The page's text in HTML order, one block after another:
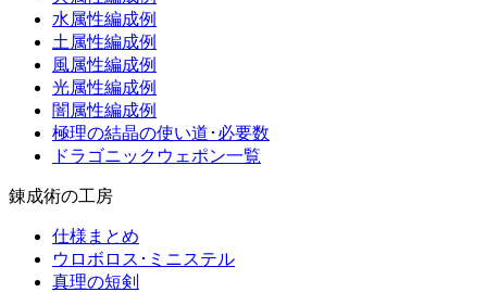
水属性編成例
土属性編成例
風属性編成例
光属性編成例
闇属性編成例
極理の結晶の使い道･必要数
ドラゴニックウェポン一覧
錬成術の工房
仕様まとめ
ウロボロス･ミニステル
真理の短剣